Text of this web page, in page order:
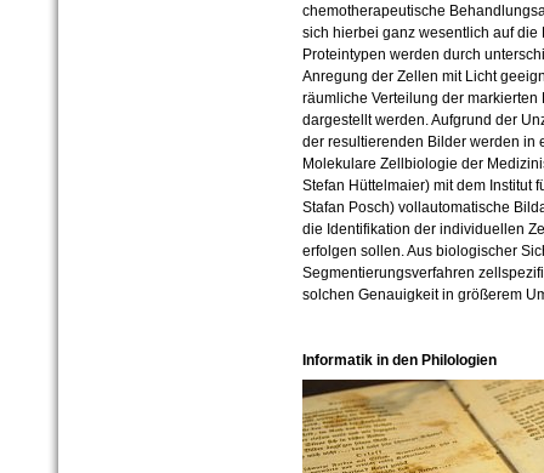
chemotherapeutische
sich hierbei ganz wesentlich auf
Proteintypen werden durch
Anregung der Zellen mit Licht
räumliche Verteilung der
dargestellt werden. Aufgrund der
der resultierenden Bilder werden in
Molekulare Zellbiologie der
Stefan Hüttelmaier) mit dem Institut
Stafan Posch) vollautomatische
die Identifikation der individuellen
erfolgen sollen. Aus biologischer
Segmentierungsverfahren
solchen Genauigkeit in größerem
Informatik in den Philologien